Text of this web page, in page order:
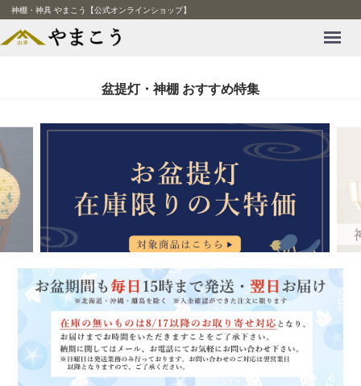
神棚・神具 やまこう【公式オンラインショップ】
盆提灯・神棚 おすすめ特集